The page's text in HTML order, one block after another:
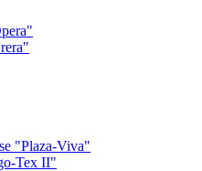
"Plaza-Viva"
Tex II"